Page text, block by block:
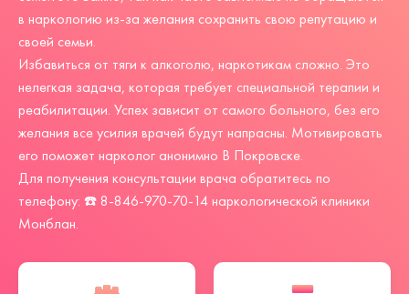
в наркологию из-за желания сохранить свою репутацию и
своей семьи.
Избавиться от тяги к алкоголю, наркотикам сложно. Это
нелегкая задача, которая требует специальной терапии и
реабилитации. Успех зависит от самого больного, без его
желания все усилия врачей будут напрасны. Мотивировать
его поможет нарколог анонимно В Покровске.
Для получения консультации врача обратитесь по
телефону: ☎️ 8-846-970-70-14 наркологической клиники
Монблан.